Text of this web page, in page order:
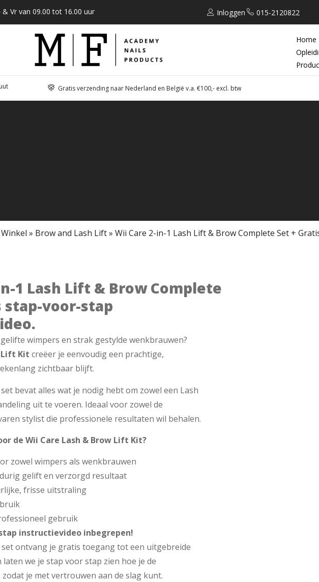
Vr van 09.00 tot 16.00 uur Inloggen 015-2120822
Home
Gratis verzending naar Nederland en België v.a. €100,- excl. btw
Winkel » Brow and Lash Lift» Wii Care 2-in-1 Lash Lift & Brow Complete Set +
1 Lash Lift & Brow Complete
stap-voor-stap
wimpers en strak gestylde wenkbrauwen?
Lift Kit creëer je eenvoudig een prachtige,
zichtbaar blijft.
bevat alles wat je nodig hebt om zowel een Lash
uit te voeren. Ideaal voor zowel de
stylist die professionele resultaten wil behalen.
de Wii Care Lash & Brow Lift Kit?
zowel wimpers als wenkbrauwen
gelift en verzorgd resultaat
frisse uitstraling
gebruik
instructievideo inbegrepen!
set ontvang je gratis toegang tot een uitgebreide
we je stap voor stap zien hoe je de
je met vertrouwen aan de slag kunt.